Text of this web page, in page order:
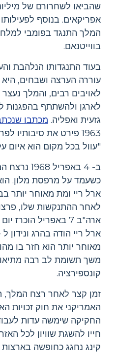
שהביאו לשחרורם של
אפריקאים. בנוסף
המלך התנגד בפומבי
בווייטנאם.
בעוד התנגדותו הנלהבת
עוררה הערצה ושבחים,
לארגן ולהשתתף בהפגנות
גזעית ואפליה. מכתבו
1963 פירט את סיבותיו
"עוול בכל מקום הוא איום
ב- 4 באפריל
כשעמד על מרפסת מלון.
לאחר ההתנקשות שלו,
ארה"ב 7 באפריל
מאוחר יותר הוא חזר בו
משך תשומת לב רבה
קונספירציה.
זמן קצר לאחר רצח המלך,
החקיקה שימשה עדות
חייו להשגת שוויון לכל
קינג נחגג כחופשה